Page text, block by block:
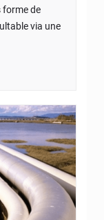
forme de
via une